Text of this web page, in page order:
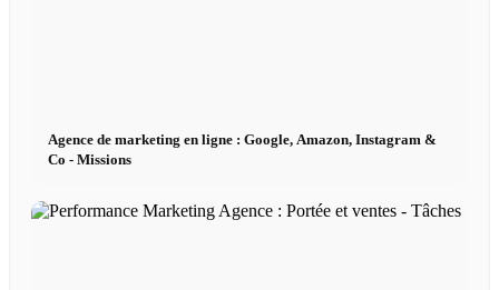
Agence de marketing en ligne : Google, Amazon, Instagram &
Co - Missions